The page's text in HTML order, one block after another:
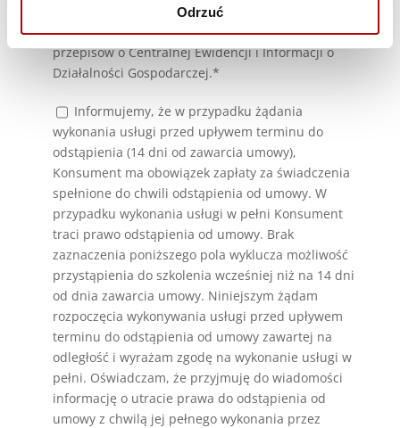
Odrzuć
przedmiotu wykonywanej przez mnie działalności
gospodarczej, udostępnionego na podstawie
przepisów o Centralnej Ewidencji i Informacji o
Działalności Gospodarczej.*
Informujemy, że w przypadku żądania
wykonania usługi przed upływem terminu do
odstąpienia (14 dni od zawarcia umowy),
Konsument ma obowiązek zapłaty za świadczenia
spełnione do chwili odstąpienia od umowy. W
przypadku wykonania usługi w pełni Konsument
traci prawo odstąpienia od umowy. Brak
zaznaczenia poniższego pola wyklucza możliwość
przystąpienia do szkolenia wcześniej niż na 14 dni
od dnia zawarcia umowy. Niniejszym żądam
rozpoczęcia wykonywania usługi przed upływem
terminu do odstąpienia od umowy zawartej na
odległość i wyrażam zgodę na wykonanie usługi w
pełni. Oświadczam, że przyjmuję do wiadomości
informację o utracie prawa do odstąpienia od
umowy z chwilą jej pełnego wykonania przez